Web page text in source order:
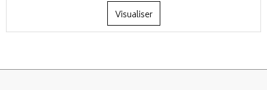
Visualiser